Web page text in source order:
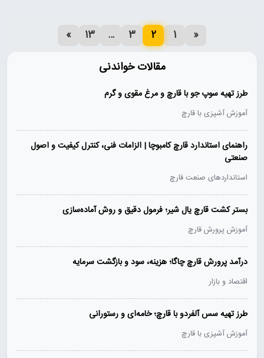
«
1
2
3
…
13
»
مقالات خواندنی
طرز تهیه سوپ جو با قارچ و مرغ مقوی و گرم
آموزش آشپزی با قارچ
راهنمای استاندارد قارچ کامبوچا | الزامات فنی، کنترل کیفیت و اصول
صنعتی
استانداردهای صنعت قارچ
بستر کشت قارچ یال شیر؛ فرمول دقیق و روش آماده‌سازی
آموزش پرورش قارچ
درآمد پرورش قارچ چاگا؛ هزینه، سود و بازگشت سرمایه
اقتصاد و بازار
طرز تهیه سس آلفردو با قارچ؛ خامه‌ای و رستورانی
آموزش آشپزی با قارچ